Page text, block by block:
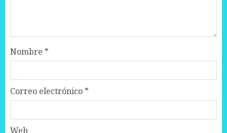
Nombre *
Correo electrónico *
Web